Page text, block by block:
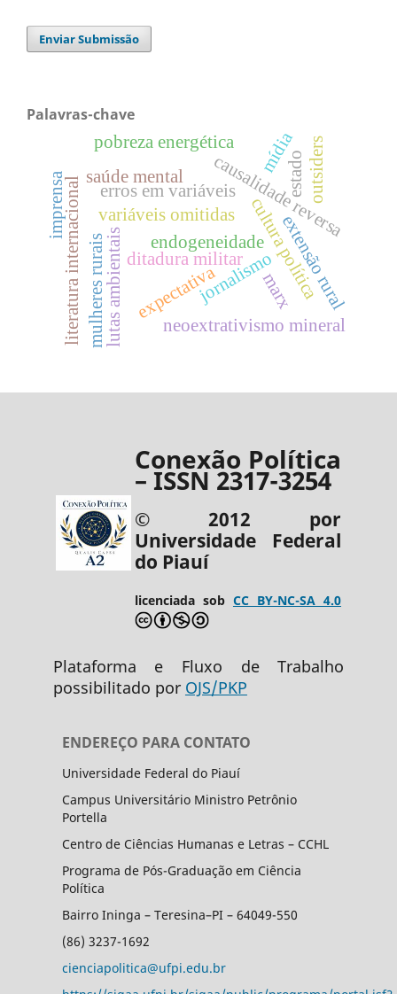
Enviar Submissão
Palavras-chave
ditadura militar
lutas ambientais cultura política
endogeneidade
causalidade reversa
erros em variáveis
variáveis omitidas
literatura internacional marx
estado
saúde mental
mulheres rurais extensão rural
jornalismo
imprensa
mídia outsiders
neoextrativismo mineral
pobreza energética
expectativa
Conexão Política
– ISSN 2317-3254
© 2012 por
Universidade Federal
do Piauí
licenciada sob CC BY-NC-SA 4.0
Plataforma e Fluxo de Trabalho
possibilitado por OJS/PKP
ENDEREÇO PARA CONTATO
Universidade Federal do Piauí
Campus Universitário Ministro Petrônio
Portella
Centro de Ciências Humanas e Letras – CCHL
Programa de Pós-Graduação em Ciência
Política
Bairro Ininga – Teresina–PI – 64049-550
(86) 3237-1692
cienciapolitica@ufpi.edu.br